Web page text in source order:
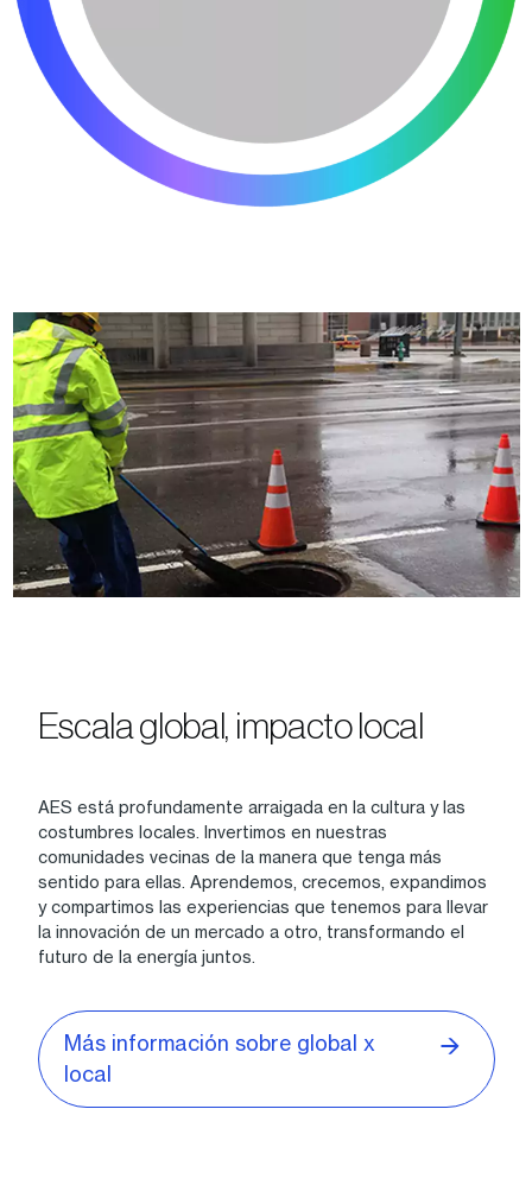
Escala global, impacto local
AES está profundamente arraigada en la cultura y las
costumbres locales. Invertimos en nuestras
comunidades vecinas de la manera que tenga más
sentido para ellas. Aprendemos, crecemos, expandimos
y compartimos las experiencias que tenemos para llevar
la innovación de un mercado a otro, transformando el
futuro de la energía juntos.
Más información sobre global x
local